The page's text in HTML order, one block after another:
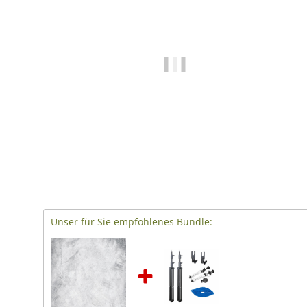
Unser für Sie empfohlenes Bundle: